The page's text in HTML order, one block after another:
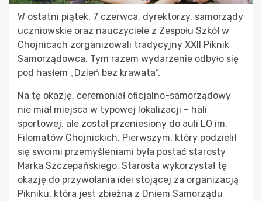
W ostatni piątek, 7 czerwca, dyrektorzy, samorządy
uczniowskie oraz nauczyciele z Zespołu Szkół w
Chojnicach zorganizowali tradycyjny XXII Piknik
Samorządowca. Tym razem wydarzenie odbyło się
pod hasłem „Dzień bez krawata”.
Na tę okazję, ceremoniał oficjalno-samorządowy
nie miał miejsca w typowej lokalizacji – hali
sportowej, ale został przeniesiony do auli LO im.
Filomatów Chojnickich. Pierwszym, który podzielił
się swoimi przemyśleniami była postać starosty
Marka Szczepańskiego. Starosta wykorzystał tę
okazję do przywołania idei stojącej za organizacją
Pikniku, która jest zbieżna z Dniem Samorządu